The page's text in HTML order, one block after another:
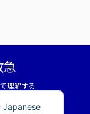
理解する
AFFINGER5
Japanese
English